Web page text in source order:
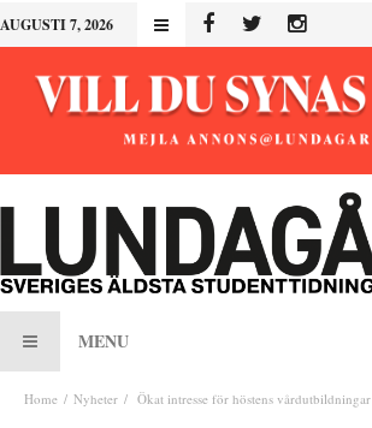
AUGUSTI 7, 2026
MENU
Home Nyheter Ökat intresse för höstens vårdutbildningar